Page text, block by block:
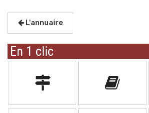
L'annuaire
En 1 clic